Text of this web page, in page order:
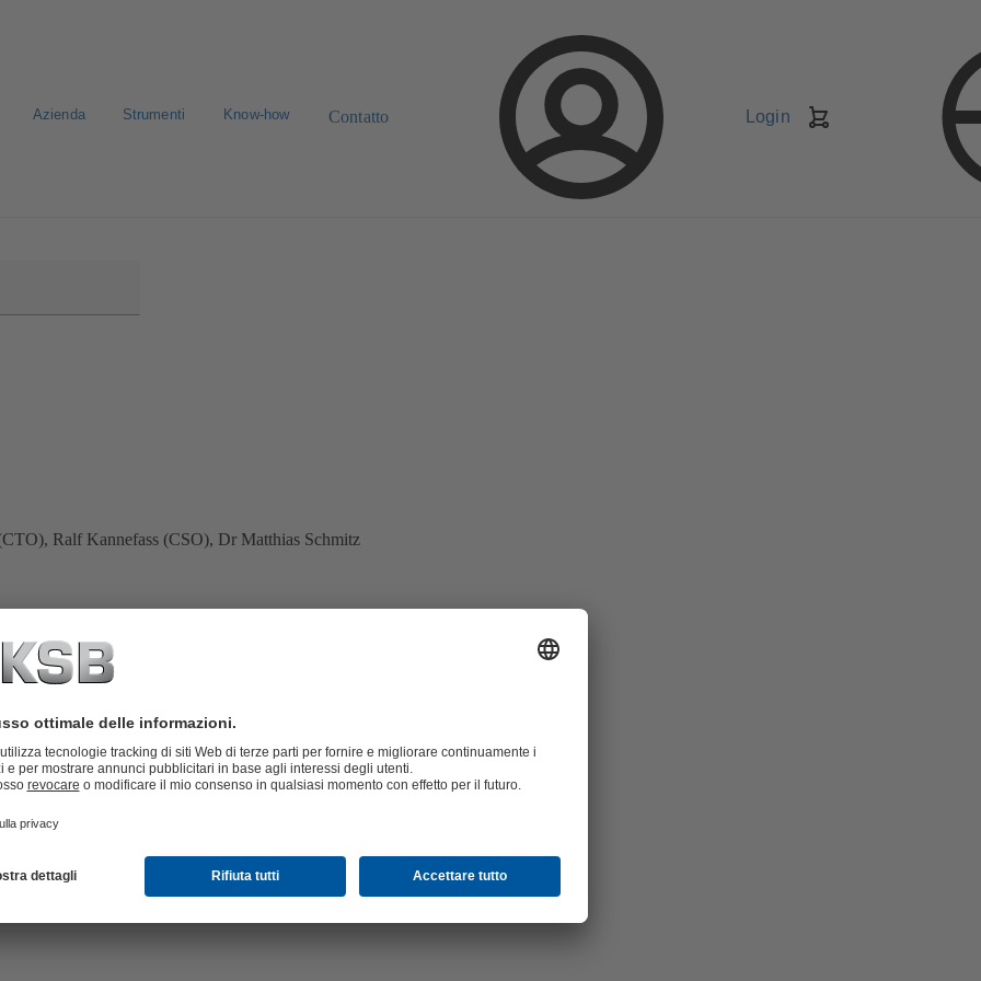
Azienda Strumenti Know-how Contatto Login
Ralf Kannefass (CSO), Dr Matthias Schmitz